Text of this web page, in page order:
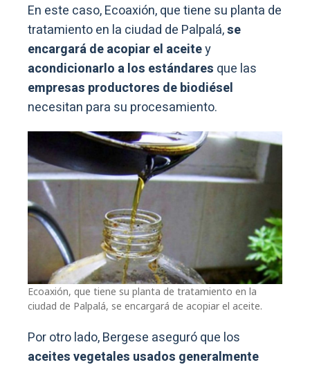
En este caso, Ecoaxión, que tiene su planta de
tratamiento en la ciudad de Palpalá,se
encargará de acopiar el aceitey
acondicionarlo a los estándares que las
empresas productores de biodiésel
necesitan para su procesamiento.
Ecoaxión, que tiene su planta de tratamiento en la
ciudad de Palpalá, se encargará de acopiar el aceite.
Por otro lado, Bergese aseguró que los
aceites vegetales usados generalmente